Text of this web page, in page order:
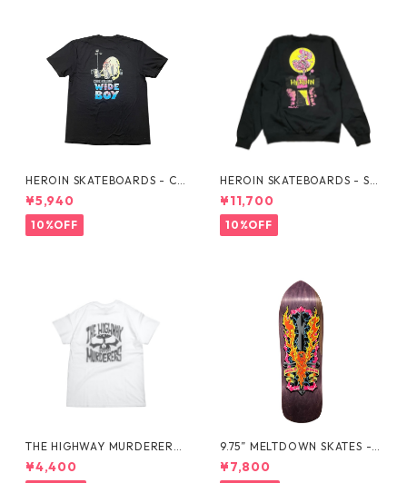
HEROIN SKATEBOARDS - CU
RB KILLER WIDE BOY BLK TE
E -
¥5,940
10%OFF
HEROIN SKATEBOARDS - SK
ATE ZOMBIE BLK CREWNEC
K -
¥11,700
10%OFF
THE HIGHWAY MURDERERS
Back-Logo Tee -White
¥4,400
9.75” MELTDOWN SKATES -
EXCALIBIRD DECK -
¥7,800